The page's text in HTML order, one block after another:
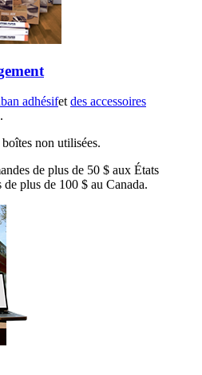
adhésifet des accessoires
non utilisées.
de plus de 50 $ aux États
plus de 100 $ au Canada.